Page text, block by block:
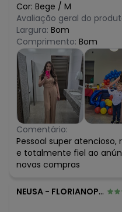
Cor: Bege / M
Avaliação geral do
Largura: Bom
Comprimento: Bom
Comentário:
Pessoal super
e totalmente fiel ao
novas compras
NEUSA - FLORIANOPOLIS - SC